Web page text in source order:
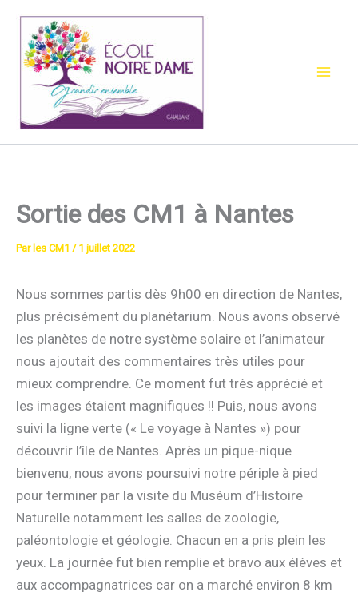
contenu
Sortie des CM1 à Nantes
Par les CM1 / 1 juillet 2022
Nous sommes partis dès 9h00 en direction de Nantes,
plus précisément du planétarium. Nous avons observé
les planètes de notre système solaire et l’animateur
nous ajoutait des commentaires très utiles pour
mieux comprendre. Ce moment fut très apprécié et
les images étaient magnifiques !! Puis, nous avons
suivi la ligne verte (« Le voyage à Nantes ») pour
découvrir l’île de Nantes. Après un pique-nique
bienvenu, nous avons poursuivi notre périple à pied
pour terminer par la visite du Muséum d’Histoire
Naturelle notamment les salles de zoologie,
paléontologie et géologie. Chacun en a pris plein les
yeux. La journée fut bien remplie et bravo aux élèves et
aux accompagnatrices car on a marché environ 8 km